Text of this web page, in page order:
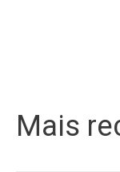
Mais